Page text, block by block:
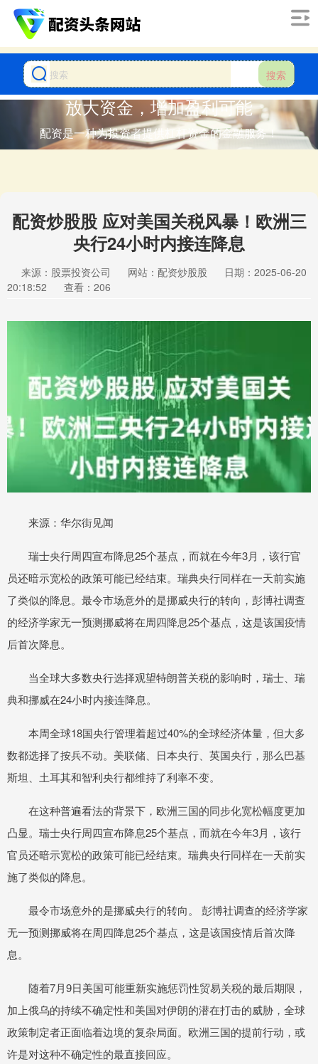
搜索
放大资金，增加盈利可能
配资是一种为投资者提供杠杆资金的金融服务！
配资炒股股 应对美国关税风暴！欧洲三
央行24小时内接连降息
来源：股票投资公司 网站：配资炒股股
日期：2025-06-20
20:18:52
查看：206
来源：华尔街见闻
瑞士央行周四宣布降息25个基点，而就在今年3月，该行官
员还暗示宽松的政策可能已经结束。瑞典央行同样在一天前实施
了类似的降息。最令市场意外的是挪威央行的转向，彭博社调查
的经济学家无一预测挪威将在周四降息25个基点，这是该国疫情
后首次降息。
当全球大多数央行选择观望特朗普关税的影响时，瑞士、瑞
典和挪威在24小时内接连降息。
本周全球18国央行管理着超过40%的全球经济体量，但大多
数都选择了按兵不动。美联储、日本央行、英国央行，那么巴基
斯坦、土耳其和智利央行都维持了利率不变。
在这种普遍看法的背景下，欧洲三国的同步化宽松幅度更加
凸显。瑞士央行周四宣布降息25个基点，而就在今年3月，该行
官员还暗示宽松的政策可能已经结束。瑞典央行同样在一天前实
施了类似的降息。
最令市场意外的是挪威央行的转向。 彭博社调查的经济学家
无一预测挪威将在周四降息25个基点，这是该国疫情后首次降
息。
随着7月9日美国可能重新实施惩罚性贸易关税的最后期限，
加上俄乌的持续不确定性和美国对伊朗的潜在打击的威胁，全球
政策制定者正面临着边境的复杂局面。欧洲三国的提前行动，或
许是对这种不确定性的最直接回应。